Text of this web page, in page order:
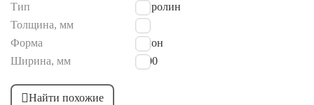
Тип
ковролин
Толщина, мм
5
Форма
рулон
Ширина, мм
2000
Найти похожие